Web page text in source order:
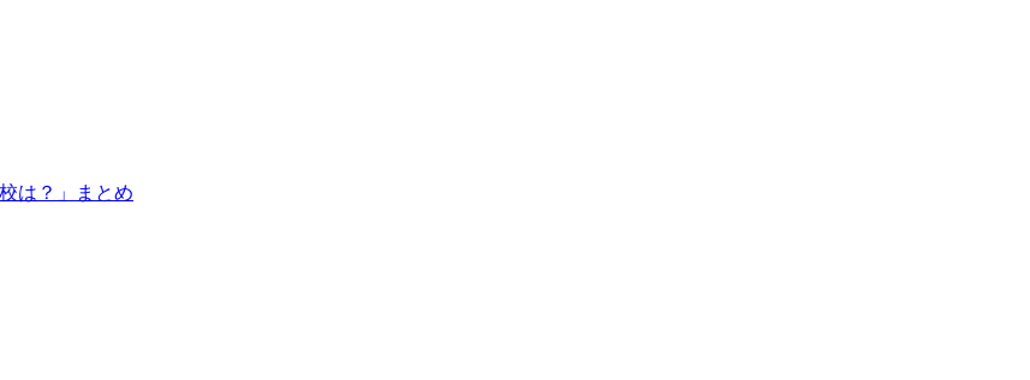
は？」まとめ